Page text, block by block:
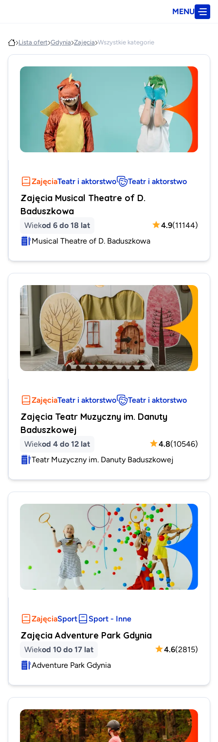
MENU
Lista ofert Gdynia Zajęcia Wszystkie kategorie
ZajęciaTeatr i aktorstwo Teatr i aktorstwo
Zajęcia Musical Theatre of D.
Baduszkowa
Wiekod 6 do 18 lat 4.9(11144)
Musical Theatre of D. Baduszkowa
ZajęciaTeatr i aktorstwo Teatr i aktorstwo
Zajęcia Teatr Muzyczny im. Danuty
Baduszkowej
Wiekod 4 do 12 lat 4.8(10546)
Teatr Muzyczny im. Danuty Baduszkowej
ZajęciaSport Sport - Inne
Zajęcia Adventure Park Gdynia
Wiekod 10 do 17 lat 4.6(2815)
Adventure Park Gdynia